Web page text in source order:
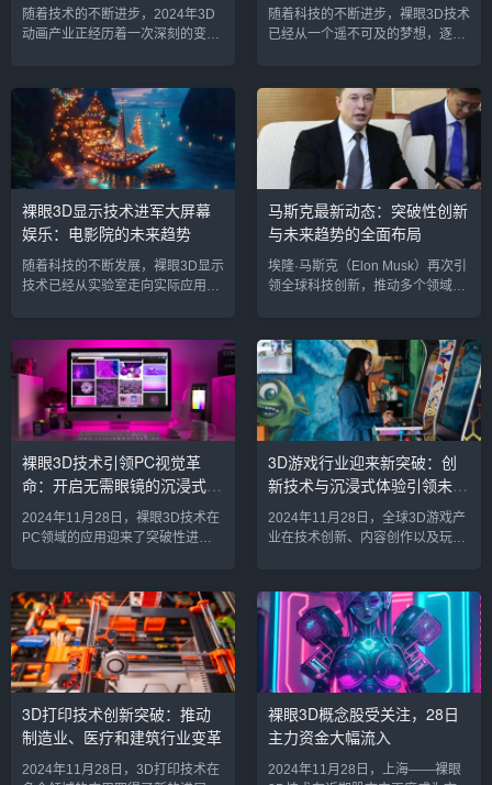
作...
随着技术的不断进步，2024年3D
动画产业正经历着一次深刻的变
（AI）辅助制作，3D动画的生产流
程、创作方式和呈现效果都发生了
翻天覆地的变化。AI技术不仅提升
了动画制作的效率，还赋予了创作
者更大的创意自由，带来了前所未
有的沉浸式体验。这一转变不仅重
新定义了动画行业的生产模式，也
推动着整个娱乐产业的创新与发
随着科技的不断进步，裸眼3D技术
已经从一个遥不可及的梦想，逐步
和研究机构宣布在裸眼3D显示技术
上取得了显著突破，尤其是在提升
视角范围和显示分辨率方面。这一
技术突破不仅推动了裸眼3D视觉效
果的提升，也为娱乐、广告、教育
等多个领域带来了新的发展机遇。
1. 裸眼3D技术的核心突破裸眼3D
技术的核心在于让观众无需佩戴特
裸眼3D显示技术进军大屏幕
娱乐：电影院的未来趋势
随着科技的不断发展，裸眼3D显示
技术已经从实验室走向实际应用，
域，裸眼3D的引入正在掀起一场视
觉革命。这项技术不仅摆脱了传统
3D眼镜的束缚，还为观众带来了更
加沉浸的观影体验。本文将深入探
讨裸眼3D如何改变电影院的未来趋
势，推动大屏幕娱乐进入一个全新
的时代。1. 什么是裸眼3D技术？
裸眼3D技术，顾名思义，是指通过
马斯克最新动态：突破性创新
与未来趋势的全面布局
埃隆·马斯克（Elon Musk）再次引
领全球科技创新，推动多个领域的
示技术进入大屏幕娱乐行业，马斯
克的多重创新布局正在加速塑造未
来科技格局。以下是他近期在各大
领域的最新动态，展示了这一科技
巨头如何影响全球各个行业。1.
SpaceX计划2025年实现火星载人
任务马斯克的太空公司SpaceX在
探索火星的计划中迈出了重要一
裸眼3D技术引领PC视觉革
命：开启无需眼镜的沉浸式体
验
2024年11月28日，裸眼3D技术在
PC领域的应用迎来了突破性进
步从科幻变为现实，为用户带来更
加沉浸和自然的视觉体验。如今，
裸眼3D已不再是高端设备的专属，
而是逐渐走进普通消费者的日常生
活，特别是在PC端的应用上，裸
眼3D正引发一场视觉革命，改变着
我们与计算机互动的方式。裸眼3D
技术的崛起：摆脱眼镜束缚裸眼3D
3D游戏行业迎来新突破：创
新技术与沉浸式体验引领未来
趋势
2024年11月28日，全球3D游戏产
业在技术创新、内容创作以及玩家
（AR）以及云游戏等前沿技术的
不断成熟，3D游戏的画质、互动
性、沉浸感和可玩性都得到了显著
提升。行业的变革不仅推动了游戏
开发商的创意突破，还为玩家带来
了更加丰富和多元的游戏体验。新
一代游戏引擎引领3D游戏画质革新
随着硬件性能的提升和新一代游戏
3D打印技术创新突破：推动
制造业、医疗和建筑行业变革
2024年11月28日，3D打印技术在
裸眼3D概念股受关注，28日
主力资金大幅流入
2024年11月28日，上海——裸眼